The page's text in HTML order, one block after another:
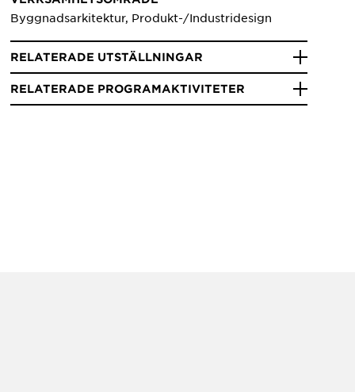
Byggnadsarkitektur, Produkt-/Industridesign
RELATERADE UTSTÄLLNINGAR
RELATERADE PROGRAMAKTIVITETER